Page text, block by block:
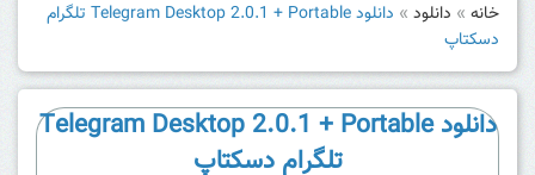
خانه » دانلود »
دانلود Telegram Desktop 2.0.1 + Portable تلگرام
دسکتاپ
دانلود Telegram Desktop 2.0.1 + Portable
تلگرام دسکتاپ